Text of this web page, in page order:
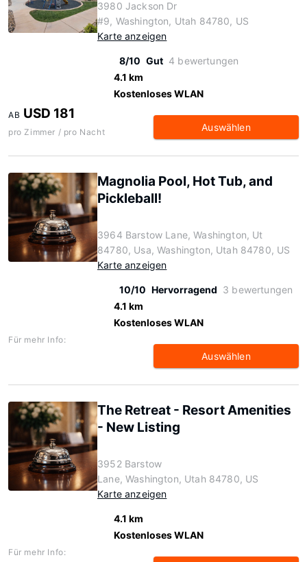
3980 Jackson Dr
#9, Washington, Utah 84780, US
Karte anzeigen
8/10 Gut 4 bewertungen
4.1 km
Kostenloses WLAN
AB USD 181
pro Zimmer / pro Nacht Auswählen
Magnolia Pool, Hot Tub, and
Pickleball!
3964 Barstow Lane, Washington, Ut
84780, Usa, Washington, Utah 84780, US
Karte anzeigen
10/10 Hervorragend 3 bewertungen
4.1 km
Kostenloses WLAN
Für mehr Info:
Auswählen
The Retreat - Resort Amenities
- New Listing
3952 Barstow
Lane, Washington, Utah 84780, US
Karte anzeigen
4.1 km
Kostenloses WLAN
Für mehr Info: